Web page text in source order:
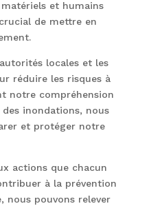
et humains
de mettre en
locales et les
réduire les risques à
notre compréhension
inondations, nous
et protéger notre
actions que chacun
à la prévention
nous pouvons relever